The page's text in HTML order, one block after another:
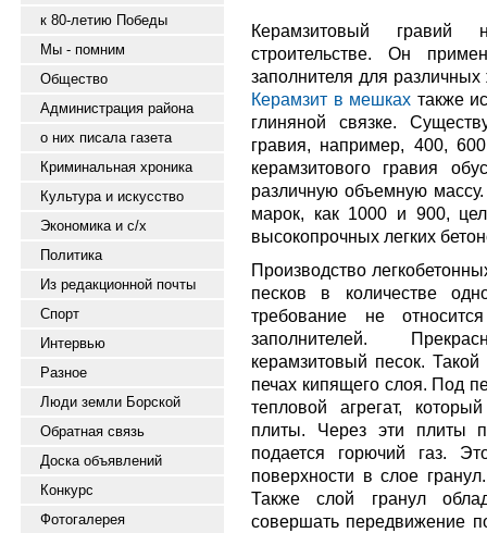
к 80-летию Победы
Мы - помним
Общество
Администрация района
о них писала газета
Криминальная хроника
Культура и искусство
Экономика и с/х
Политика
Из редакционной почты
Спорт
Интервью
Разное
Люди земли Борской
Обратная связь
Доска объявлений
Конкурс
Фотогалерея
Керамзитовый
строительстве. Он
заполнителя для
Керамзит в мешках также
глиняной связке.
гравия, например, 400,
керамзитового гравия
различную объемную
марок, как 1000 и 900,
высокопрочных легких
Производство
песков в количестве
требование не
заполнителей.
керамзитовый песок.
печах кипящего слоя. Под
тепловой агрегат,
плиты. Через эти плиты
подается горючий газ.
поверхности в слое
Также слой гранул
совершать передвижение